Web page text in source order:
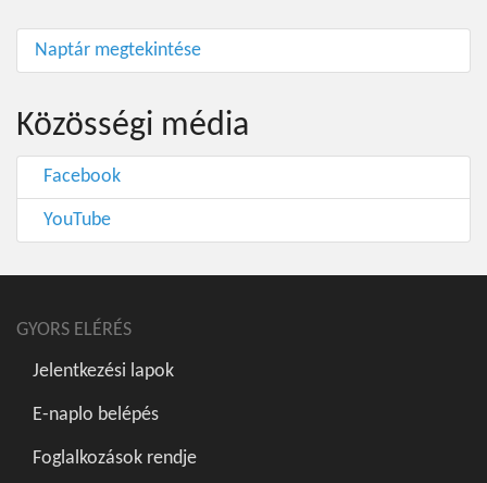
Naptár megtekintése
Közösségi média
Facebook
YouTube
GYORS ELÉRÉS
Jelentkezési lapok
E-naplo belépés
Foglalkozások rendje